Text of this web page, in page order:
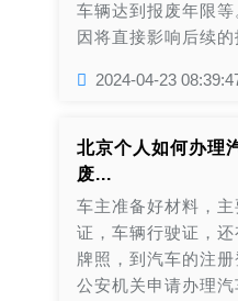
车辆达到报废年限
因将直接影响后续的
2024-04-23
北京个人如何办理
废...
车主准备好材料，
证，车辆行驶证，还
牌照，到汽车的注册
公安机关申请办理汽